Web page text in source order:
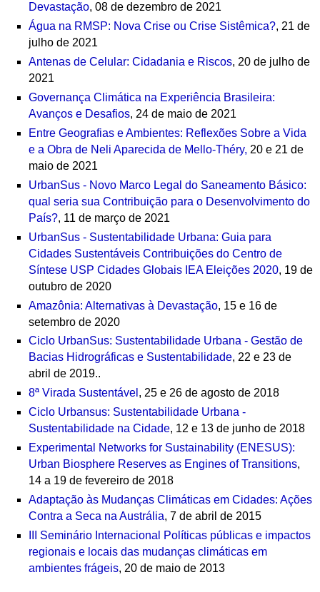
Devastação, 08 de dezembro de 2021
Água na RMSP: Nova Crise ou Crise Sistêmica?, 21 de
julho de 2021
Antenas de Celular: Cidadania e Riscos, 20 de julho de
2021
Governança Climática na Experiência Brasileira:
Avanços e Desafios, 24 de maio de 2021
Entre Geografias e Ambientes: Reflexões Sobre a Vida
e a Obra de Neli Aparecida de Mello-Théry, 20 e 21 de
maio de 2021
UrbanSus - Novo Marco Legal do Saneamento Básico:
qual seria sua Contribuição para o Desenvolvimento do
País?, 11 de março de 2021
UrbanSus - Sustentabilidade Urbana: Guia para
Cidades Sustentáveis Contribuições do Centro de
Síntese USP Cidades Globais IEA Eleições 2020, 19 de
outubro de 2020
Amazônia: Alternativas à Devastação, 15 e 16 de
setembro de 2020
Ciclo UrbanSus: Sustentabilidade Urbana - Gestão de
Bacias Hidrográficas e Sustentabilidade,22 e 23 de
abril de 2019..
8ª Virada Sustentável , 25 e 26 de agosto de 2018
Ciclo Urbansus: Sustentabilidade Urbana -
Sustentabilidade na Cidade, 12 e 13 de junho de 2018
Experimental Networks for Sustainability (ENESUS):
Urban Biosphere Reserves as Engines of Transitions,
14 a 19 de fevereiro de 2018
Adaptação às Mudanças Climáticas em Cidades: Ações
Contra a Seca na Austrália,7 de abril de 2015
III Seminário Internacional Políticas públicas e impactos
regionais e locais das mudanças climáticas em
ambientes frágeis, 20 de maio de 2013